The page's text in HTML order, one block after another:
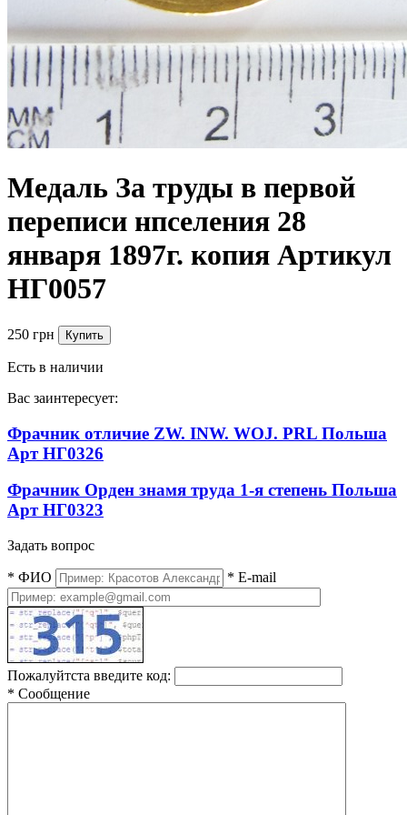
Медаль За труды в первой
переписи нпселения 28
января 1897г. копия Артикул
НГ0057
250 грн Купить
Есть в наличии
Вас заинтересует:
Фрачник отличие ZW. INW. WOJ. PRL Польша
Арт НГ0326
Фрачник Орден знамя труда 1-я степень Польша
Арт НГ0323
Задать вопрос
* ФИО * E-mail
Пожалуйтста введите код:
* Сообщение